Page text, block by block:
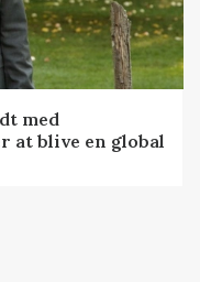
med
at blive en global